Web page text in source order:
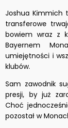
Joshua Kimmich
transferowe
bowiem wraz z
Bayernem
umiejętności i
klubów.
Sam zawodnik
presji, by już
Choć
pozostał w